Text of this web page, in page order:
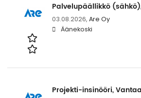
Palvelupäällikkö
03.08.2026, Are Oy
Äänekoski
Projekti-insinööri, Vantaa